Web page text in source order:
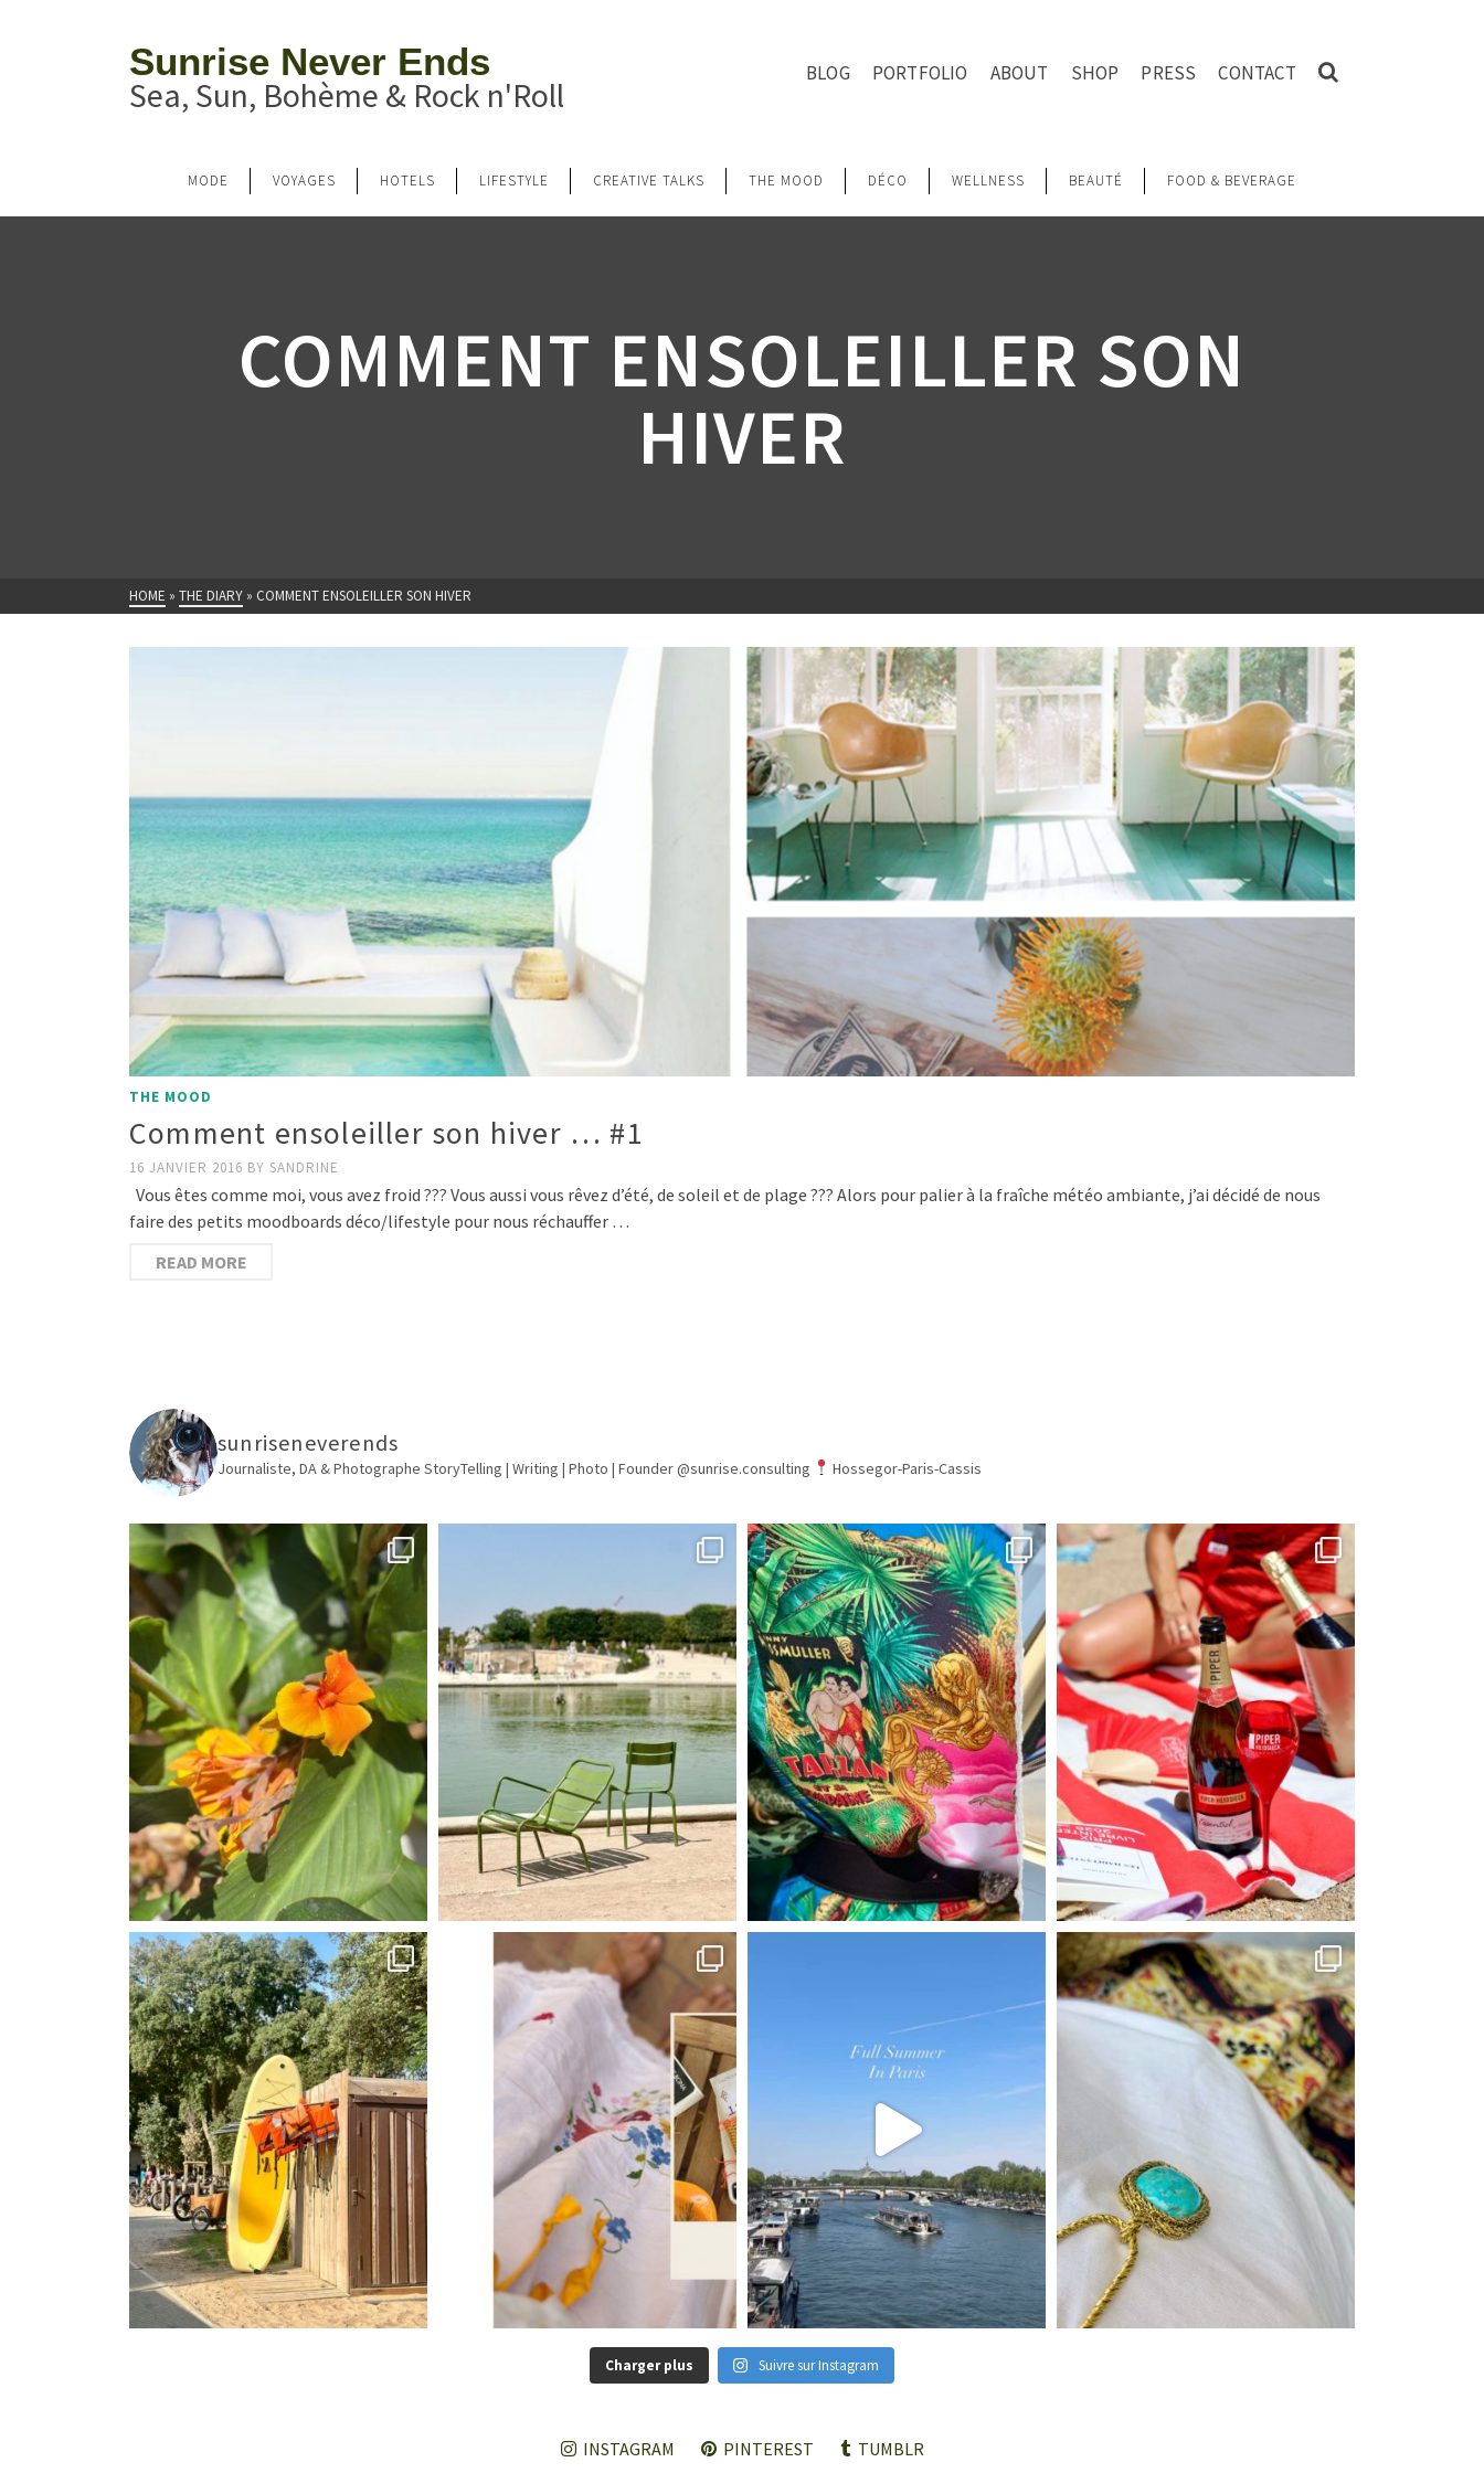
Sunrise Never Ends
Sea, Sun, Bohème & Rock n'Roll
BLOG PORTFOLIO ABOUT SHOP PRESS CONTACT
MODE VOYAGES HOTELS LIFESTYLE CREATIVE TALKS THE MOOD DÉCO WELLNESS BEAUTÉ FOOD & BEVERAGE
COMMENT ENSOLEILLER SON
HIVER
HOME » THE DIARY » COMMENT ENSOLEILLER SON HIVER
THE MOOD
Comment ensoleiller son hiver … #1
16 JANVIER 2016 BY SANDRINE
Vous êtes comme moi, vous avez froid ??? Vous aussi vous rêvez d’été, de soleil et de plage ??? Alors pour palier à la fraîche météo ambiante, j’ai décidé de nous
faire des petits moodboards déco/lifestyle pour nous réchauffer …
READ MORE
sunriseneverends
Journaliste, DA & Photographe StoryTelling | Writing | Photo | Founder @sunrise.consulting Hossegor-Paris-Cassis
Charger plus Suivre sur Instagram
INSTAGRAM PINTEREST TUMBLR